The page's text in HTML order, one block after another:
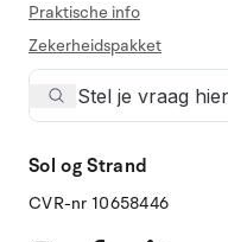
Praktische info
Zekerheidspakket
Sol og Strand
CVR-nr 10658446